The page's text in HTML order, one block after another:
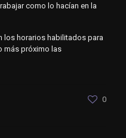
como lo hacían en la
los horarios habilitados para
más próximo las
0